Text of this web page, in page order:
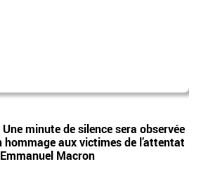
minute de silence sera observée
aux victimes de l’attentat
Macron